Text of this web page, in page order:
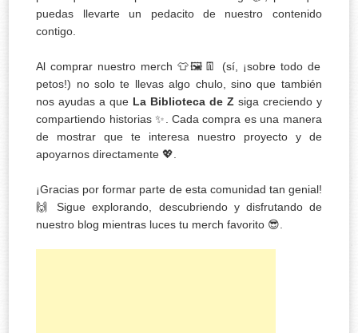
puedas llevarte un pedacito de nuestro contenido
contigo.
Al comprar nuestro merch 👕🖼️👖 (sí, ¡sobre todo de
petos!) no solo te llevas algo chulo, sino que también
nos ayudas a que La Biblioteca de Z siga creciendo y
compartiendo historias ✨. Cada compra es una manera
de mostrar que te interesa nuestro proyecto y de
apoyarnos directamente 💖.
¡Gracias por formar parte de esta comunidad tan genial!
🙌 Sigue explorando, descubriendo y disfrutando de
nuestro blog mientras luces tu merch favorito 😎.